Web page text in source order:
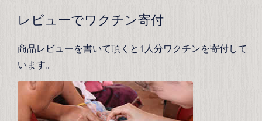
レビューでワクチン寄付
商品レビューを書いて頂くと1人分ワクチンを寄付して
います。